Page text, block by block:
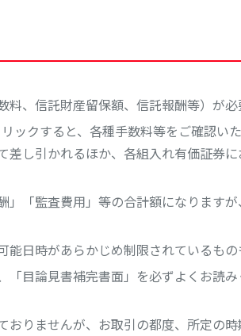
、信託財産留保額、信託報酬等）が必
ックすると、各種手数料等をご確認い
し引かれるほか、各組入れ有価証券
「監査費用」等の合計額になります
日時があらかじめ制限されているもの
目論見書補完書面」を必ずよくお読
りませんが、お取引の都度、所定の時